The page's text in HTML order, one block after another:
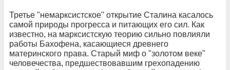
Третье "немарксистское" открытие Сталина касалось
самой природы прогресса и питающих его сил. Как
известно, на марксистскую теорию сильно повлияли
работы Бахофена, касающиеся древнего
материнского права. Старый миф о "золотом веке"
человечества, предшествовавшим грехопадению